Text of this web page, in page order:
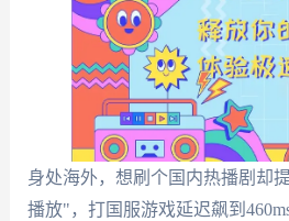
身处海外，想刷个国内热播剧却
播放"，打国服游戏延迟飙到